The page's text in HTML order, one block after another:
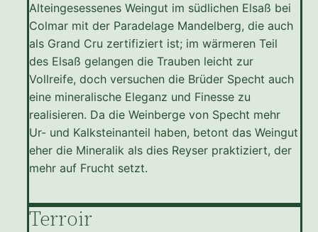
Alteingesessenes Weingut im südlichen Elsaß bei
Colmar mit der Paradelage Mandelberg, die auch
als Grand Cru zertifiziert ist; im wärmeren Teil
des Elsaß gelangen die Trauben leicht zur
Vollreife, doch versuchen die Brüder Specht auch
eine mineralische Eleganz und Finesse zu
realisieren. Da die Weinberge von Specht mehr
Ur- und Kalksteinanteil haben, betont das Weingut
eher die Mineralik als dies Reyser praktiziert, der
mehr auf Frucht setzt.
Terroir